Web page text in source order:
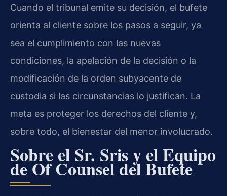
Cuando el tribunal emite su decisión, el bufete
orienta al cliente sobre los pasos a seguir, ya
sea el cumplimiento con las nuevas
condiciones, la apelación de la decisión o la
modificación de la orden subyacente de
custodia si las circunstancias lo justifican. La
meta es proteger los derechos del cliente y,
sobre todo, el bienestar del menor involucrado.
Sobre el Sr. Sris y el Equipo
de Of Counsel del Bufete